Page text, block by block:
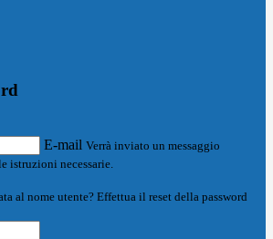
E-mail Verrà inviato un messaggio
istruzioni necessarie.
al nome utente? Effettua il reset della password